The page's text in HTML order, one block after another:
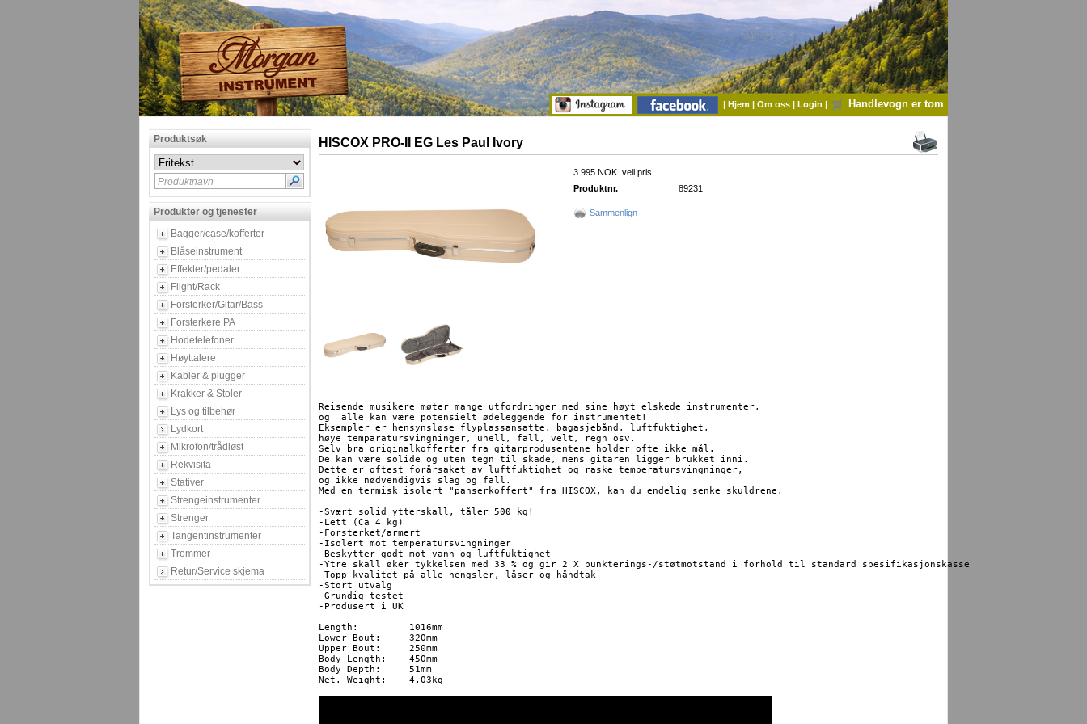
| Hjem | Om oss | Login | Handlevogn er tom
Produktsøk
Produktnavn
Produkter og tjenester
Bagger/case/kofferter
Blåseinstrument
Effekter/pedaler
Flight/Rack
Forsterker/Gitar/Bass
Forsterkere PA
Hodetelefoner
Høyttalere
Kabler & plugger
Krakker & Stoler
Lys og tilbehør
Lydkort
Mikrofon/trådløst
Rekvisita
Stativer
Strengeinstrumenter
Strenger
Tangentinstrumenter
Trommer
Retur/Service skjema
HISCOX PRO-II EG Les Paul Ivory
3 995 NOK veil pris
Produktnr.
89231
Sammenlign
Reisende musikere møter mange utfordringer med sine høyt elskede instrumenter,
og  alle kan være potensielt ødeleggende for instrumentet!
Eksempler er hensynsløse flyplassansatte, bagasjebånd, luftfuktighet,
høye temparatursvingninger, uhell, fall, velt, regn osv.
Selv bra originalkofferter fra gitarprodusentene holder ofte ikke mål.
De kan være solide og uten tegn til skade, mens gitaren ligger brukket inni.
Dette er oftest forårsaket av luftfuktighet og raske temperatursvingninger,
og ikke nødvendigvis slag og fall.
Med en termisk isolert "panserkoffert" fra HISCOX, kan du endelig senke skuldrene.
-Svært solid ytterskall, tåler 500 kg!
-Lett (Ca 4 kg)
-Forsterket/armert
-Isolert mot temperatursvingninger
-Beskytter godt mot vann og luftfuktighet
-Ytre skall øker tykkelsen med 33 % og gir 2 X punkterings-/støtmotstand i forhold til standard spesifikasjonskasse
-Topp kvalitet på alle hengsler, låser og håndtak
-Stort utvalg
-Grundig testet
-Produsert i UK
Length:		1016mm
Lower Bout:	320mm
Upper Bout:	250mm
Body Length:	450mm
Body Depth:	51mm
Net. Weight:	4.03kg